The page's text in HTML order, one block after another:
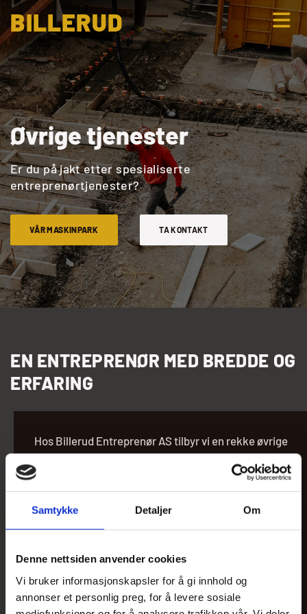
Samtykke Detaljer Om
Denne nettsiden anvender cookies
Vi bruker informasjonskapsler for å gi innhold og
annonser et personlig preg, for å levere sosiale
BILLERUD
Øvrige tjenester
Er du på jakt etter spesialiserte
entreprenørtjenester?
VÅR MASKINPARK TA KONTAKT
EN ENTREPRENØR MED BREDDE OG
ERFARING
Hos Billerud Entreprenør AS tilbyr vi en rekke øvrige
bygg og anlegg. Med vår lange erfaring og
omfattende maskinpark, kan vi tilpasse våre
tjenester for å møte dine spesifikke krav og sikre
best mulig resultat for ditt prosjekt. Utforsk våre
pålitelige partner for alle dine entreprenørbehov.